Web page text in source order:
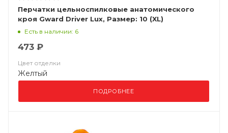
Перчатки цельноспилковые анатомического
кроя Gward Driver Lux, Размер: 10 (XL)
Есть в наличии: 6
473 ₽
Цвет отделки
Желтый
ПОДРОБНЕЕ